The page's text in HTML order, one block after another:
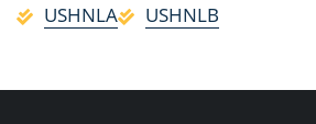
USHNLA
USHNLB